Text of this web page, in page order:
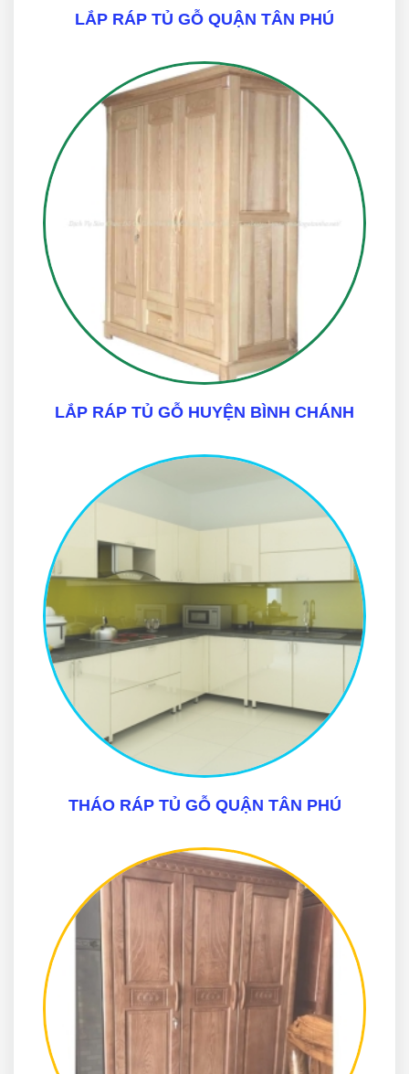
LẮP RÁP TỦ GỖ QUẬN TÂN PHÚ
LẮP RÁP TỦ GỖ HUYỆN BÌNH CHÁNH
THÁO RÁP TỦ GỖ QUẬN TÂN PHÚ